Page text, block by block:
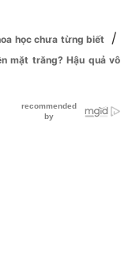
học chưa từng biết /
mặt trăng? Hậu quả vô